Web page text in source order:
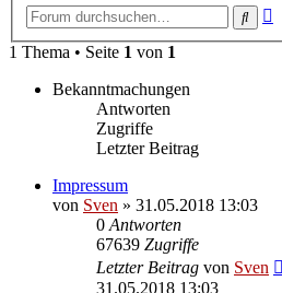
Suche
1 Thema • Seite 1 von 1
Bekanntmachungen
Antworten
Zugriffe
Letzter Beitrag
Impressum
von Sven » 31.05.2018 13:03
0 Antworten
67639 Zugriffe
Letzter Beitrag von Sven
31.05.2018 13:03